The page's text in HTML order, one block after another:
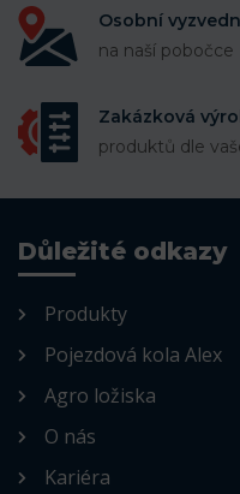
Osobní
na naší pobočce
Zakázková
produktů dle
Důležité odkazy
Produkty
Pojezdová kola Alex
Agro ložiska
O nás
Kariéra